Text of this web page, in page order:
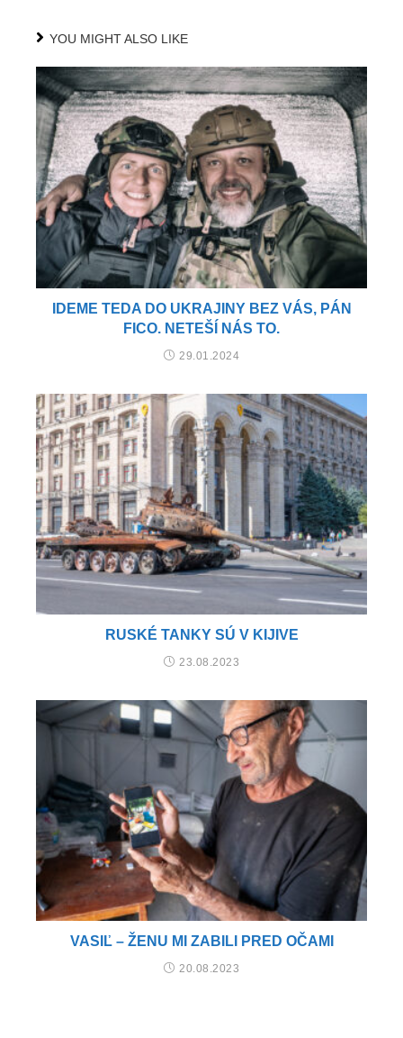
YOU MIGHT ALSO LIKE
IDEME TEDA DO UKRAJINY BEZ VÁS, PÁN
FICO. NETEŠÍ NÁS TO.
29.01.2024
RUSKÉ TANKY SÚ V KIJIVE
23.08.2023
VASIĽ – ŽENU MI ZABILI PRED OČAMI
20.08.2023